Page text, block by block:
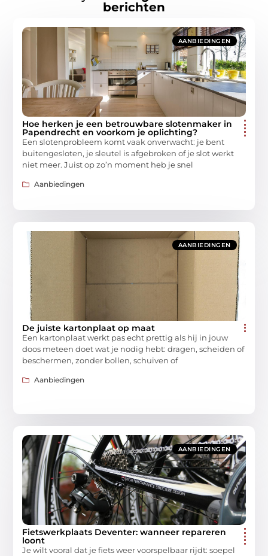
berichten
AANBIEDINGEN
Hoe herken je een betrouwbare slotenmaker in
Papendrecht en voorkom je oplichting?
Een slotenprobleem komt vaak onverwacht: je bent
buitengesloten, je sleutel is afgebroken of je slot werkt
niet meer. Juist op zo’n moment heb je snel
Aanbiedingen
AANBIEDINGEN
De juiste kartonplaat op maat
Een kartonplaat werkt pas echt prettig als hij in jouw
doos meteen doet wat je nodig hebt: dragen, scheiden of
beschermen, zonder bollen, schuiven of
Aanbiedingen
AANBIEDINGEN
Fietswerkplaats Deventer: wanneer repareren
loont
Je wilt vooral dat je fiets weer voorspelbaar rijdt: soepel